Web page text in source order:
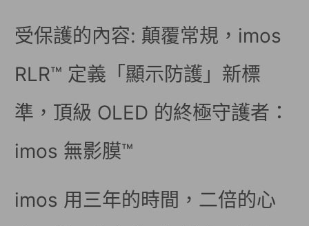
受保護的內容: 顛覆常規，imos
RLR™ 定義「顯示防護」新標
準，頂級 OLED 的終極守護者：
imos 無影膜™
imos 用三年的時間，二倍的心